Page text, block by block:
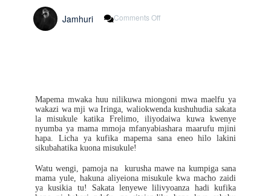
Jamhuri Comments Off
Mapema mwaka huu nilikuwa miongoni mwa maelfu ya
wakazi wa mji wa Iringa, waliokwenda kushuhudia sakata
la misukule katika Frelimo, iliyodaiwa kuwa kwenye
nyumba ya mama mmoja mfanyabiashara maarufu mjini
hapa. Licha ya kufika mapema sana eneo hilo lakini
sikubahatika kuona misukule!
Watu wengi, pamoja na kurusha mawe na kumpiga sana
mama yule, hakuna aliyeiona misukule kwa macho zaidi
ya kusikia tu! Sakata lenyewe lilivyoanza hadi kufika